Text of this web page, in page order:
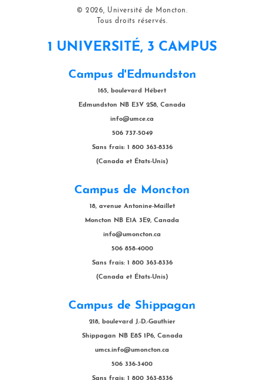
© 2026, Université de Moncton.
Tous droits réservés.
1 UNIVERSITÉ, 3 CAMPUS
Campus d'Edmundston
165, boulevard Hébert
Edmundston NB E3V 2S8, Canada
info@umce.ca
506 737-5049
Sans frais: 1 800 363-8336
(Canada et États-Unis)
Campus de Moncton
18, avenue Antonine-Maillet
Moncton NB E1A 3E9, Canada
info@umoncton.ca
506 858-4000
Sans frais: 1 800 363-8336
(Canada et États-Unis)
Campus de Shippagan
218, boulevard J.-D.-Gauthier
Shippagan NB E8S 1P6, Canada
umcs.info@umoncton.ca
506 336-3400
Sans frais: 1 800 363-8336